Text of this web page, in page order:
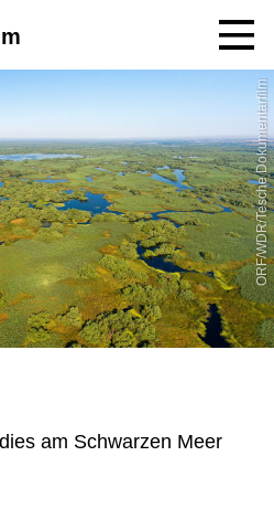
ORF/WDR/Tesche Dokumentarfilm
am Schwarzen Meer